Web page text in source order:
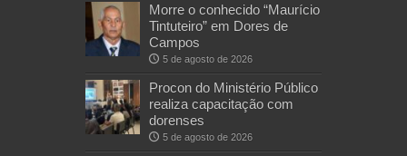
Morre o conhecido “Maurício
Tintuteiro” em Dores de
Campos
5 de agosto de 2026
Procon do Ministério Público
realiza capacitação com
dorenses
5 de agosto de 2026